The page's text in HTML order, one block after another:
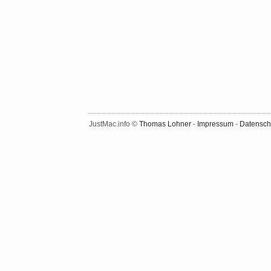
JustMac.info © Thomas Lohner - Impressum -